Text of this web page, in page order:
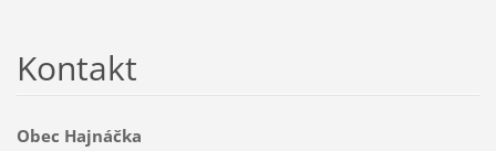
Kontakt
Obec Hajnáčka